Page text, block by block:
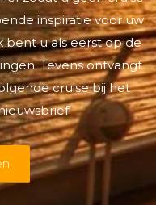
inspiratie voor uw
bent u als eerst op de
Tevens ontvangt
cruise bij het